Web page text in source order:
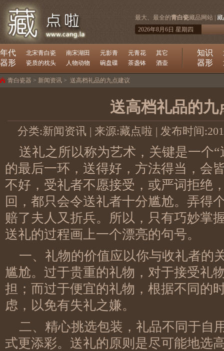
最大、最全的青白瓷藏品网站 |
2026年8月6日 星期四
年代 北宋青白瓷 南宋湖田 元影青 元青花 其它
器形 瓷质的枕头 人物动物 碗盘碟 茶盏钵 酒壶
知识
器形
青白瓷器 > 新闻资讯 > 送高档礼品的九点建议
送高档礼品的九
分类:新闻资讯 | 来源:藏点啦 | 发布时间
送礼之所以称为艺术，关键是一个
的最后一环，送得好，方法得当，会
不好，受礼者不愿接受，或严词拒绝
回，都只会令送礼者十分尴尬。弄得
赔了夫人又折兵。所以，只有巧妙掌
送礼的过程画上一个漂亮的句号。
一、礼物的价值应以你与收礼者的
尴尬。过于贵重的礼物，对于接受礼
担；而过于便宜的礼物，根据不同的
虑，以免有失礼之嫌。
二、精心挑选包装，礼品不同于自
式更添彩。送礼的原则是尽可能地选